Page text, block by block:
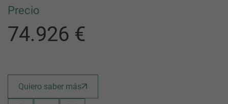
Precio
74.926 €
Quiero saber más